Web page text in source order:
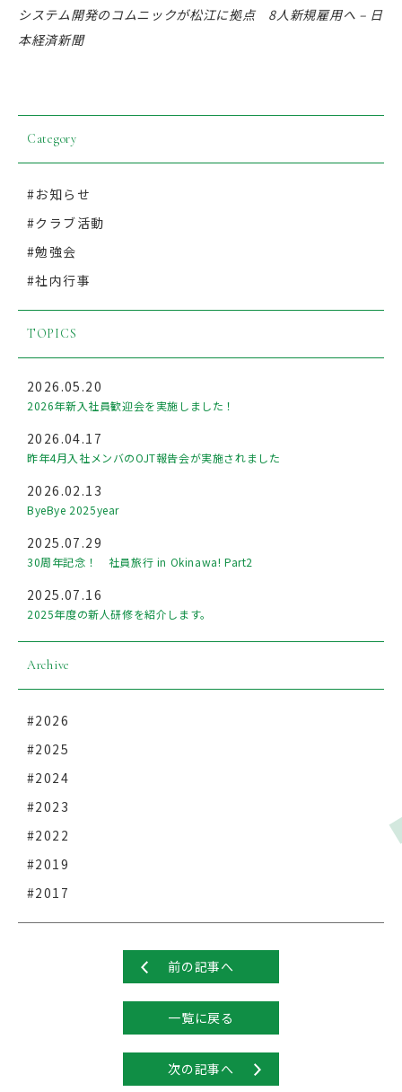
システム開発のコムニックが松江に拠点 8人新規雇用へ – 日
本経済新聞
Category
#お知らせ
#クラブ活動
#勉強会
#社内行事
TOPICS
2026.05.20
2026年新入社員歓迎会を実施しました！
2026.04.17
昨年4月入社メンバのOJT報告会が実施されました
2026.02.13
ByeBye 2025year
2025.07.29
30周年記念！ 社員旅行 in Okinawa! Part2
2025.07.16
2025年度の新人研修を紹介します。
Archive
#2026
#2025
#2024
#2023
#2022
#2019
#2017
前の記事へ
一覧に戻る
次の記事へ